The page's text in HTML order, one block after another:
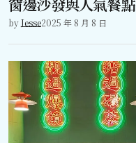
byJesse2025 年 8 月 8 日